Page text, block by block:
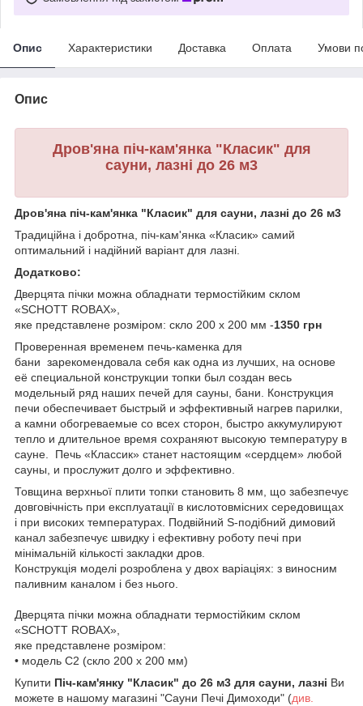
Опис Характеристики Доставка Оплата Умови
Опис
Дров'яна піч-кам'янка "Класик" для
сауни, лазні до 26 м3
Дров'яна піч-кам'янка "Класик" для сауни, лазні до 26 м3
Традиційна і добротна, піч-кам'янка «Класик» самий
оптимальний і надійний варіант для лазні.
Додатково:
Дверцята пічки можна обладнати термостійким склом
«SCHOTT ROBAX»,
яке представлене розміром: скло 200 х 200 мм -1350 грн
Проверенная временем печь-каменка для
бани зарекомендовала себя как одна из лучших, на основе
её специальной конструкции топки был создан весь
модельный ряд наших печей для сауны, бани. Конструкция
печи обеспечивает быстрый и эффективный нагрев парилки,
а камни обогреваемые со всех сторон, быстро аккумулируют
тепло и длительное время сохраняют высокую температуру в
сауне. Печь «Классик» станет настоящим «сердцем» любой
сауны, и прослужит долго и эффективно.
Товщина верхньої плити топки становить 8 мм, що забезпечує
довговічність при експлуатації в кислотовмісних середовищах
і при високих температурах. Подвійний S-подібний димовий
канал забезпечує швидку і ефективну роботу печі при
мінімальній кількості закладки дров.
Конструкція моделі розроблена у двох варіаціях: з виносним
паливним каналом і без нього.
Дверцята пічки можна обладнати термостійким склом
«SCHOTT ROBAX»,
яке представлене розміром:
• модель С2 (скло 200 х 200 мм)
Купити Піч-кам'янку "Класик" до 26 м3 для сауни, лазні Ви
можете в нашому магазині "Сауни Печі Димоходи" (див.